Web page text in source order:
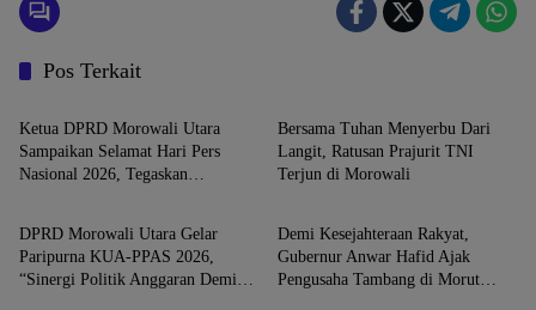
Pos Terkait
Morowali Utara
Ketua DPRD Morowali Utara
Sampaikan Selamat Hari Pers
Nasional 2026, Tegaskan
Bersama Tuhan Menyerbu Dari
Langit, Ratusan Prajurit TNI
Terjun di Morowali
Morowali Utara
DPRD Morowali Utara Gelar
Paripurna KUA-PPAS 2026,
“Sinergi Politik Anggaran Demi
Morowali Utara
Demi Kesejahteraan Rakyat,
Gubernur Anwar Hafid Ajak
Pengusaha Tambang di Morut
Morowali Utara Morowali Utara